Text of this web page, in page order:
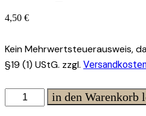
4,50 €
Kein Mehrwertsteuerausweis,
§19 (1) UStG. zzgl.
Flachswerg,
Hechelwerg,
in den Warenkorb